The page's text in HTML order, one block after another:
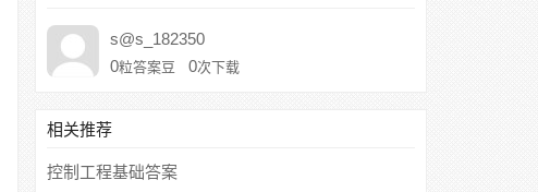
s@s_182350
0粒答案豆 0次下载
相关推荐
控制工程基础答案